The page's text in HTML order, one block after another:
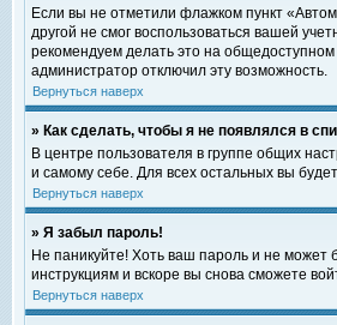
Если вы не отметили флажком пункт
другой не смог воспользоваться вашей
рекомендуем делать это на общедоступном
администратор отключил эту возможность.
Вернуться наверх
» Как сделать, чтобы я не появлялся в
В центре пользователя в группе общих
и самому себе. Для всех остальных вы
Вернуться наверх
» Я забыл пароль!
Не паникуйте! Хоть ваш пароль и не может
инструкциям и вскоре вы снова сможете
Вернуться наверх